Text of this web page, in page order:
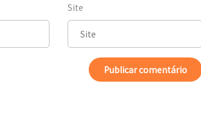
Site